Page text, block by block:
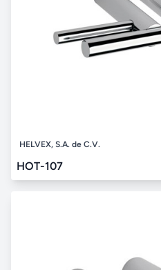
HELVEX, S.A. de C.V.
HOT-107